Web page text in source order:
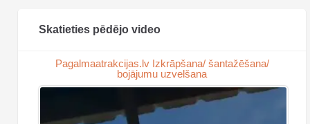
Skatieties pēdējo video
Pagalmaatrakcijas.lv Izkrāpšana/ šantažēšana/
bojājumu uzvelšana